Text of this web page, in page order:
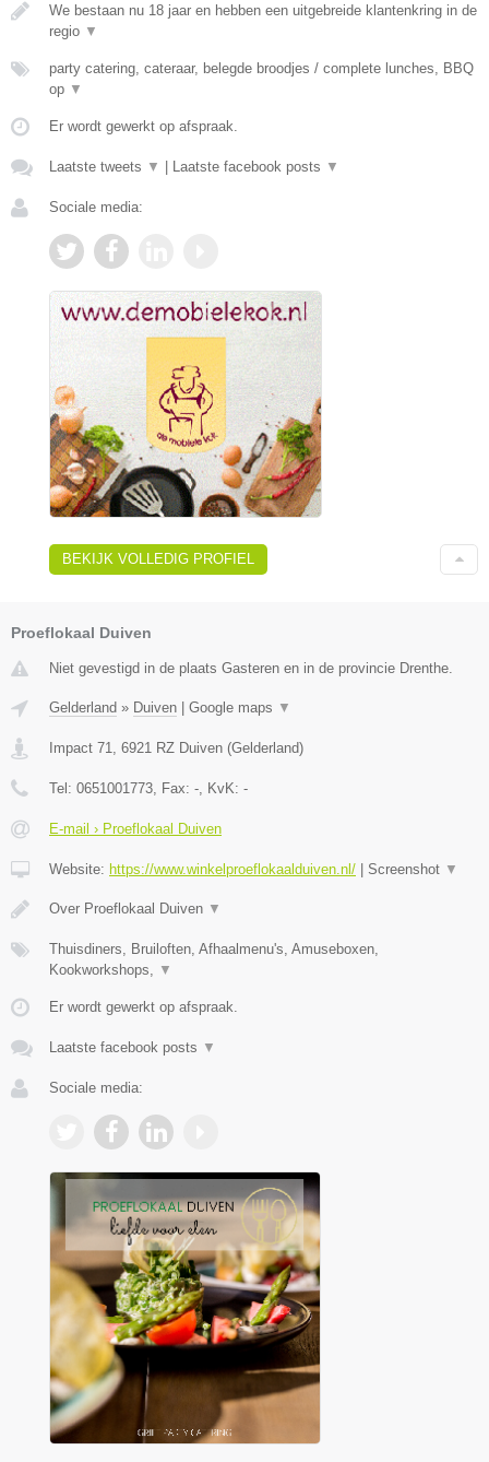
We bestaan nu 18 jaar en hebben een uitgebreide klantenkring in de
regio ▼
party catering, cateraar, belegde broodjes / complete lunches, BBQ
op ▼
Er wordt gewerkt op afspraak.
Laatste tweets ▼ | Laatste facebook posts ▼
Sociale media:
BEKIJK VOLLEDIG PROFIEL
Proeflokaal Duiven
Niet gevestigd in de plaats Gasteren en in de provincie Drenthe.
Gelderland » Duiven Google maps ▼
Impact 71 6921 RZ Duiven (Gelderland)
Tel: 0651001773 , Fax: - , KvK: -
E-mail › Proeflokaal Duiven
Website: https://www.winkelproeflokaalduiven.nl/ Screenshot ▼
Over Proeflokaal Duiven ▼
Thuisdiners, Bruiloften, Afhaalmenu's, Amuseboxen,
Kookworkshops,
▼
Er wordt gewerkt op afspraak.
Laatste facebook posts ▼
Sociale media: